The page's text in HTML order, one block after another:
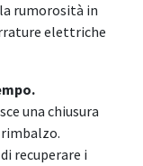
rumorosità in
elettriche
una chiusura
recuperare i